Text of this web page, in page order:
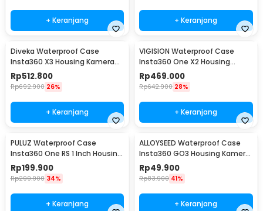
+ Keranjang + Keranjang
Diveka Waterproof Case
Insta360 X3 Housing Kamera
Anti Air 50M - DV3
Rp512.800
Rp692.900 26%
+ Keranjang
VIGISION Waterproof Case
Insta360 One X2 Housing
Kamera Anti Air - VG-32
Rp469.000
Rp642.900 28%
+ Keranjang
PULUZ Waterproof Case
Insta360 One RS 1 Inch Housing
Kamera Anti Air - PL-361
Rp199.900
Rp299.900 34%
+ Keranjang
ALLOYSEED Waterproof Case
Insta360 GO3 Housing Kamera
Anti Air - AL3
Rp49.900
Rp83.900 41%
+ Keranjang